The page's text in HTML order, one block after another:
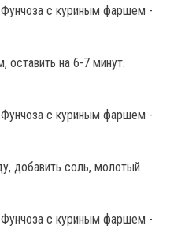
оставить на 6-7 минут.
добавить соль, молотый